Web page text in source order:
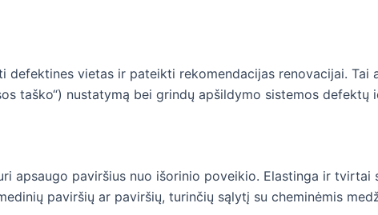
vietas ir pateikti rekomendacijas renovacijai. Tai
taško“) nustatymą bei grindų apšildymo sistemos defektų
apsaugo paviršius nuo išorinio poveikio. Elastinga ir tvirtai
paviršių ar paviršių, turinčių sąlytį su cheminėmis